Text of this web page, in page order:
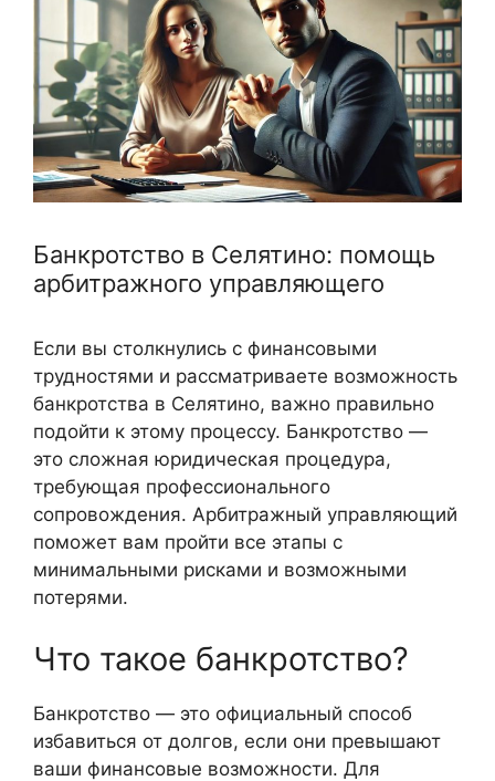
Банкротство в Селятино: помощь
арбитражного управляющего
Если вы столкнулись с финансовыми
трудностями и рассматриваете возможность
банкротства в Селятино, важно правильно
подойти к этому процессу. Банкротство —
это сложная юридическая процедура,
требующая профессионального
сопровождения. Арбитражный управляющий
поможет вам пройти все этапы с
минимальными рисками и возможными
потерями.
Что такое банкротство?
Банкротство — это официальный способ
избавиться от долгов, если они превышают
ваши финансовые возможности. Для